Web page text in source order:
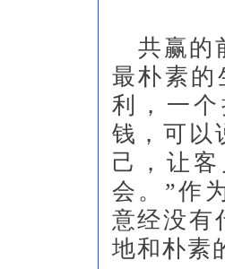
共赢的
最朴素的
利，一
钱，可以
己，让
会。”作
意经没有
地和朴素